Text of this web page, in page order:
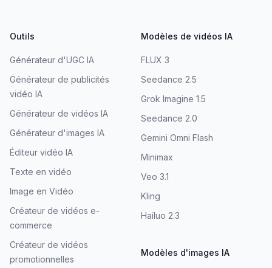
Outils
Générateur d'UGC IA
Générateur de publicités
vidéo IA
Générateur de vidéos IA
Générateur d'images IA
Éditeur vidéo IA
Texte en vidéo
Image en Vidéo
Créateur de vidéos e-
commerce
Créateur de vidéos
promotionnelles
Modèles de vidéos IA
FLUX 3
Seedance 2.5
Grok Imagine 1.5
Seedance 2.0
Gemini Omni Flash
Minimax
Veo 3.1
Kling
Hailuo 2.3
Modèles d'images IA